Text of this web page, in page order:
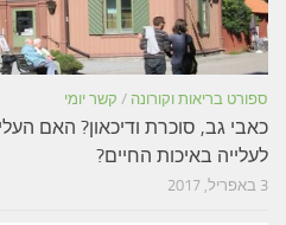
בריאות וקורונה/קשר יומי
גב, סוכרת ודיכאון? האם
באיכות החיים?